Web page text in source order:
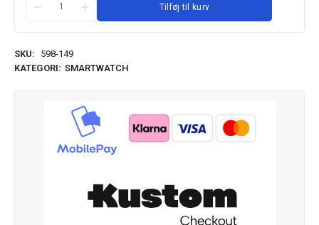
Tilføj til kurv
SKU:
598-149
KATEGORI: SMARTWATCH